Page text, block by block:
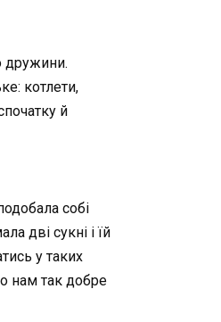
дружини.
котлети,
й
собі
дві сукні і їй
у таких
нам так добре